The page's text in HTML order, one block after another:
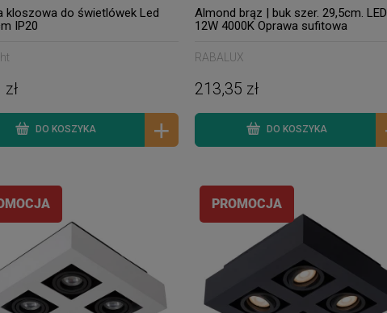
kloszowa do świetlówek Led
IP20
DO KOSZYKA
Almond brąz | buk szer. 29,5cm. LED
12W 4000K Oprawa sufitowa
RABALUX
213,35 zł
DO KOSZYKA
PROMOCJA